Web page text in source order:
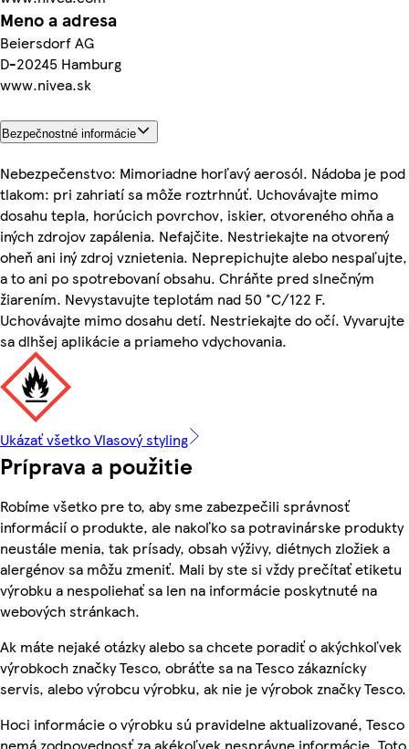
Meno a adresa
Beiersdorf AG
D-20245 Hamburg
www.nivea.sk
Bezpečnostné informácie
Nebezpečenstvo: Mimoriadne horľavý aerosól. Nádoba je pod
tlakom: pri zahriatí sa môže roztrhnúť. Uchovávajte mimo
dosahu tepla, horúcich povrchov, iskier, otvoreného ohňa a
iných zdrojov zapálenia. Nefajčite. Nestriekajte na otvorený
oheň ani iný zdroj vznietenia. Neprepichujte alebo nespaľujte,
a to ani po spotrebovaní obsahu. Chráňte pred slnečným
žiarením. Nevystavujte teplotám nad 50 °C/122 F.
Uchovávajte mimo dosahu detí. Nestriekajte do očí. Vyvarujte
sa dlhšej aplikácie a priameho vdychovania.
Ukázať všetko Vlasový styling
Príprava a použitie
Robíme všetko pre to, aby sme zabezpečili správnosť
informácií o produkte, ale nakoľko sa potravinárske produkty
neustále menia, tak prísady, obsah výživy, diétnych zložiek a
alergénov sa môžu zmeniť. Mali by ste si vždy prečítať etiketu
výrobku a nespoliehať sa len na informácie poskytnuté na
webových stránkach.
Ak máte nejaké otázky alebo sa chcete poradiť o akýchkoľvek
výrobkoch značky Tesco, obráťte sa na Tesco zákaznícky
servis, alebo výrobcu výrobku, ak nie je výrobok značky Tesco.
Hoci informácie o výrobku sú pravidelne aktualizované, Tesco
nemá zodpovednosť za akékoľvek nesprávne informácie. Toto